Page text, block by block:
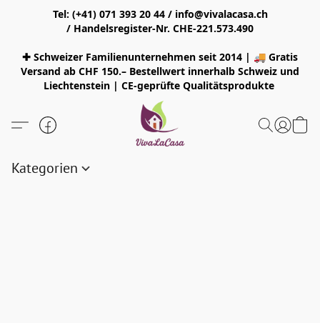
Tel: (+41) 071 393 20 44 / info@vivalacasa.ch
/ Handelsregister-Nr. CHE-221.573.490
✚ Schweizer Familienunternehmen seit 2014 | 🚚 Gratis
Versand ab CHF 150.– Bestellwert innerhalb Schweiz und
Liechtenstein | CE-geprüfte Qualitätsprodukte
Kategorien